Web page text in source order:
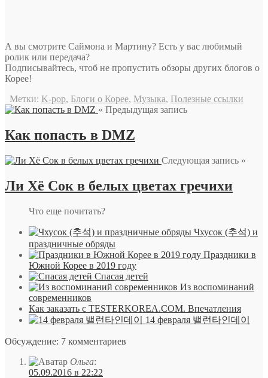
А вы смотрите Саймона и Мартину? Есть у вас любимый
ролик или передача?
Подписывайтесь, чтоб не пропустить обзоры других блогов о
Корее!
Метки: K-pop, Блоги о Корее, Музыка, Полезные ссылки
« Предыдущая запись
Как попасть в DMZ
Следующая запись »
Ли Хё Сок в белых цветах гречихи
Что еще почитать?
Чхусок (추석) и
праздничные обряды
Праздники в
Южной Корее в 2019 году
Спасая детей
Из воспоминаний
современников
Как заказать с TESTERKOREA.COM. Впечатления
14 февраля 밸런타인데이
Обсуждение: 7 комментариев
Ольга:
05.09.2016 в 22:22